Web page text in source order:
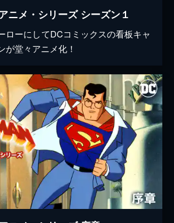
ニメ・シリーズ シーズン１
ローにしてDCコミックスの看板キャ
が堂々アニメ化！